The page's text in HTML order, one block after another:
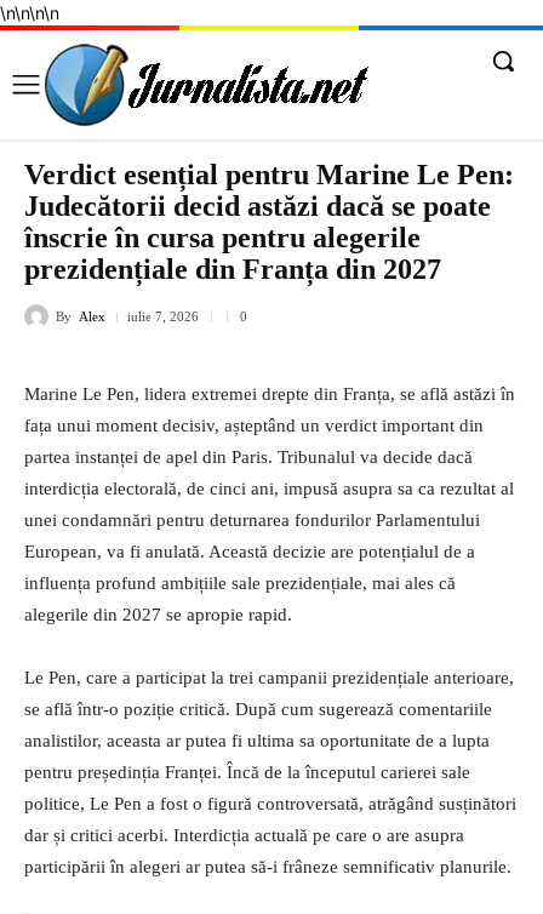
\n\n\n\n
Verdict esențial pentru Marine Le Pen:
Judecătorii decid astăzi dacă se poate
înscrie în cursa pentru alegerile
prezidențiale din Franța din 2027
By Alex iulie 7, 2026 0
Marine Le Pen, lidera extremei drepte din Franța, se află astăzi în
fața unui moment decisiv, așteptând un verdict important din
partea instanței de apel din Paris. Tribunalul va decide dacă
interdicția electorală, de cinci ani, impusă asupra sa ca rezultat al
unei condamnări pentru deturnarea fondurilor Parlamentului
European, va fi anulată. Această decizie are potențialul de a
influența profund ambițiile sale prezidențiale, mai ales că
alegerile din 2027 se apropie rapid.
Le Pen, care a participat la trei campanii prezidențiale anterioare,
se află într-o poziție critică. După cum sugerează comentariile
analistilor, aceasta ar putea fi ultima sa oportunitate de a lupta
pentru președinția Franței. Încă de la începutul carierei sale
politice, Le Pen a fost o figură controversată, atrăgând susținători
dar și critici acerbi. Interdicția actuală pe care o are asupra
participării în alegeri ar putea să-i frâneze semnificativ planurile.